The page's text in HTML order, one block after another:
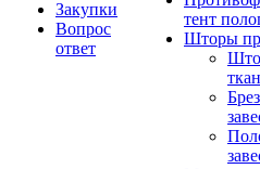
Закупки
Вопрос
ответ
тент
Шторы